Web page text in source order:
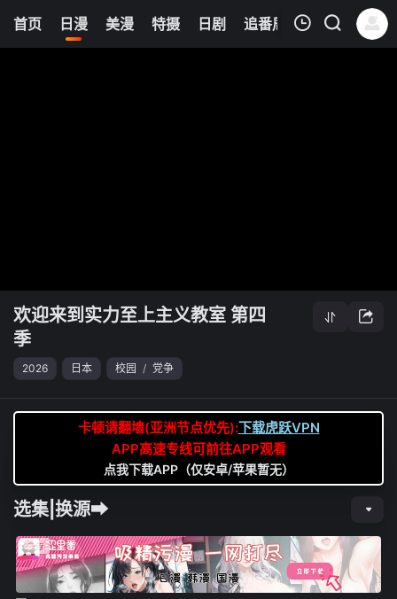
首页 日漫 美漫 特摄 日剧 追番周表 今日更新
8
欢迎来到实力至上主义教室 第四
季
2026 日本 校园 / 党争
卡顿请翻墙(亚洲节点优先):下载虎跃VPN
APP高速专线可前往APP观看
点我下载APP（仅安卓/苹果暂无）
选集|换源➡